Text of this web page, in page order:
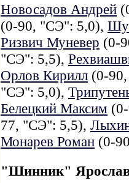
Новосадов Андрей
(0-90, "СЭ": 5,0),
Ризвич Муневер (0-
"СЭ": 5,5),
Орлов Кирилл (0-
"СЭ": 5,0),
Белецкий Максим
77, "СЭ": 5,5),
Монарев Роман (0-
"Шинник"